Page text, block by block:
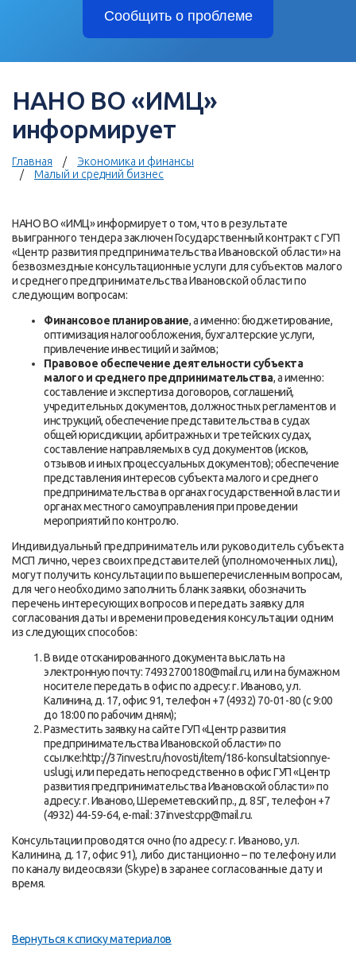
Сообщить о проблеме
НАНО ВО «ИМЦ»
информирует
Главная
Экономика и финансы
Малый и средний бизнес
НАНО ВО «ИМЦ» информирует о том, что в результате
выигранного тендера заключен Государственный контракт с ГУП
«Центр развития предпринимательства Ивановской области» на
безвозмездные консультационные услуги для субъектов малого
и среднего предпринимательства Ивановской области по
следующим вопросам:
Финансовое планирование, а именно: бюджетирование,
оптимизация налогообложения, бухгалтерские услуги,
привлечение инвестиций и займов;
Правовое обеспечение деятельности субъекта
малого и среднего предпринимательства, а именно:
составление и экспертиза договоров, соглашений,
учредительных документов, должностных регламентов и
инструкций, обеспечение представительства в судах
общей юрисдикции, арбитражных и третейских судах,
составление направляемых в суд документов (исков,
отзывов и иных процессуальных документов); обеспечение
представления интересов субъекта малого и среднего
предпринимательства в органах государственной власти и
органах местного самоуправления при проведении
мероприятий по контролю.
Индивидуальный предприниматель или руководитель субъекта
МСП лично, через своих представителей (уполномоченных лиц),
могут получить консультации по вышеперечисленным вопросам,
для чего необходимо заполнить бланк заявки, обозначить
перечень интересующих вопросов и передать заявку для
согласования даты и времени проведения консультации одним
из следующих способов:
В виде отсканированного документа выслать на
электронную почту: 74932700180@mail.ru, или на бумажном
носителе передать в офис по адресу: г. Иваново, ул.
Калинина, д. 17, офис 91, телефон +7 (4932) 70-01-80 (с 9:00
до 18:00 по рабочим дням);
Разместить заявку на сайте ГУП «Центр развития
предпринимательства Ивановской области» по
ссылке:http://37invest.ru/novosti/item/186-konsultatsionnye-
uslugi, или передать непосредственно в офис ГУП «Центр
развития предпринимательства Ивановской области» по
адресу: г. Иваново, Шереметевский пр., д. 85Г, телефон +7
(4932) 44-59-64, e-mail: 37investcpp@mail.ru.
Консультации проводятся очно (по адресу: г. Иваново, ул.
Калинина, д. 17, офис 91), либо дистанционно – по телефону или
по каналу видеосвязи (Skype) в заранее согласованные дату и
время.
Вернуться к списку материалов